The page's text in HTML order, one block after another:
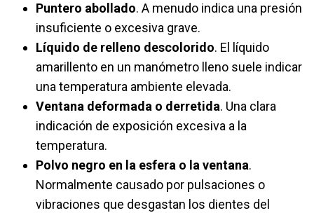
Puntero abollado. A menudo indica una presión
insuficiente o excesiva grave.
Líquido de relleno descolorido. El líquido
amarillento en un manómetro lleno suele indicar
una temperatura ambiente elevada.
Ventana deformada o derretida. Una clara
indicación de exposición excesiva a la
temperatura.
Polvo negro en la esfera o la ventana.
Normalmente causado por pulsaciones o
vibraciones que desgastan los dientes del